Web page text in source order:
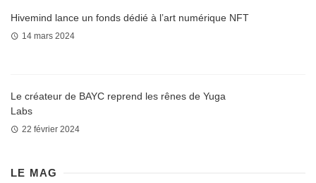
Hivemind lance un fonds dédié à l’art numérique NFT
14 mars 2024
Le créateur de BAYC reprend les rênes de Yuga
Labs
22 février 2024
LE MAG